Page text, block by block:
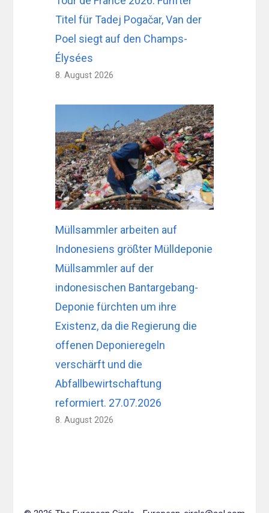
Titel für Tadej Pogačar, Van der
Poel siegt auf den Champs-
Élysées
8. August 2026
Müllsammler arbeiten auf
Indonesiens größter Mülldeponie
Müllsammler auf der
indonesischen Bantargebang-
Deponie fürchten um ihre
Existenz, da die Regierung die
offenen Deponieregeln
verschärft und die
Abfallbewirtschaftung
reformiert. 27.07.2026
8. August 2026